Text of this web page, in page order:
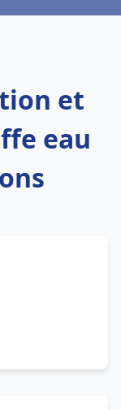
et
eau